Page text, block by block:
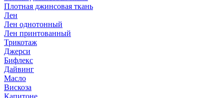
Плотная джинсовая ткань
Лен
Лен однотонный
Лен принтованный
Трикотаж
Джерси
Бифлекс
Дайвинг
Масло
Вискоза
Капитоне